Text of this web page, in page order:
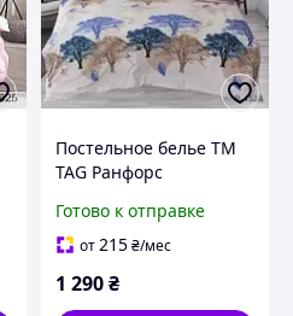
Постельное белье ТМ
TAG Ранфорс
Готово к отправке
от215₴/мес
1 290₴